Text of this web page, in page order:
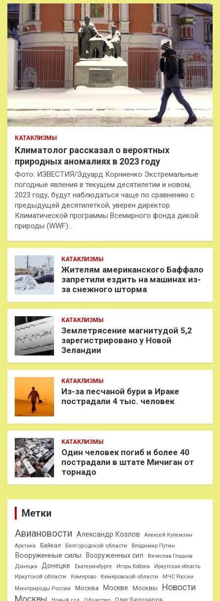
КАТАКЛИЗМЫ
Климатолог рассказал о вероятных
природных аномалиях в 2023 году
Фото: ИЗВЕСТИЯ/Эдуард Корниенко Экстремальные
погодные явления в текущем десятилетии и новом,
2023 году, будут наблюдаться чаще по сравнению с
предыдущей десятилеткой, уверен директор
Климатической программы Всемирного фонда дикой
природы (WWF)…
КАТАКЛИЗМЫ
Жителям американского Баффало
запретили ездить на машинах из-
за снежного шторма
КАТАКЛИЗМЫ
Землетрясение магнитудой 5,2
зарегистрировано у Новой
Зеландии
КАТАКЛИЗМЫ
Из-за песчаной бури в Ираке
пострадали 4 тыс. человек
КАТАКЛИЗМЫ
Один человек погиб и более 40
пострадали в штате Мичиган от
торнадо
Метки
Авиановости Александр Козлов
Алексей Кулемзин
Арктика
Байкал Белгородской области Владимир Путин
Вооруженные силы Вооруженных сил
Вячеслав Гладков
Донецка
Донецке Екатеринбурге Игорь Кобзев Иркутская область
Иркутской области Кемерово Кемеровской области
МЧС России
Минприроды России
Москва Москве Москвы
Новости
Москвы